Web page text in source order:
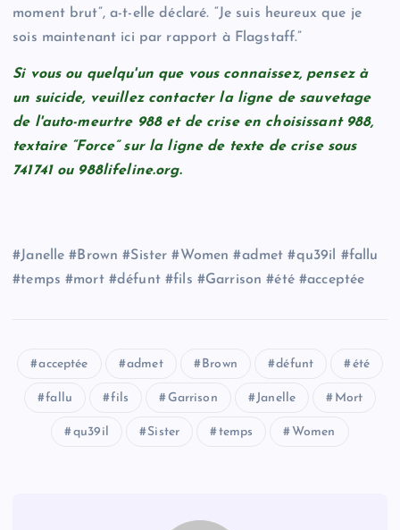
moment brut”, a-t-elle déclaré. “Je suis heureux que je
sois maintenant ici par rapport à Flagstaff.”
Si vous ou quelqu'un que vous connaissez, pensez à
un suicide, veuillez contacter la ligne de sauvetage
de l'auto-meurtre 988 et de crise en choisissant 988,
textaire “Force” sur la ligne de texte de crise sous
741741 ou 988lifeline.org.
#Janelle #Brown #Sister #Women #admet #qu39il #fallu
#temps #mort #défunt #fils #Garrison #été #acceptée
acceptée admet Brown défunt été
fallu fils Garrison Janelle Mort
qu39il Sister temps Women